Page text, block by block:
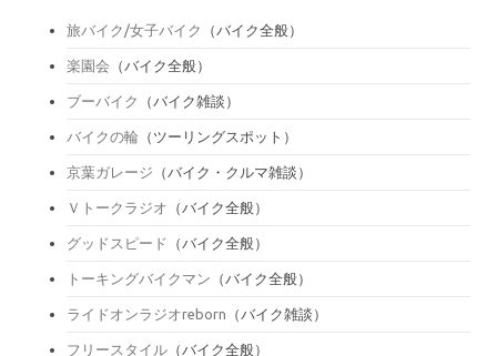
旅バイク/女子バイク （バイク全般）
楽園会 （バイク全般）
ブーバイク （バイク雑談）
バイクの輪 （ツーリングスポット）
京葉ガレージ （バイク・クルマ雑談）
Ｖトークラジオ （バイク全般）
グッドスピード （バイク全般）
トーキングバイクマン （バイク全般）
ライドオンラジオreborn （バイク雑談）
フリースタイル （バイク全般）